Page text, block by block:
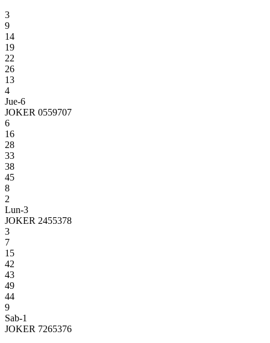
3
9
14
19
22
26
13
4
Jue-6
JOKER 0559707
6
16
28
33
38
45
8
2
Lun-3
JOKER 2455378
3
7
15
42
43
49
44
9
Sab-1
JOKER 7265376